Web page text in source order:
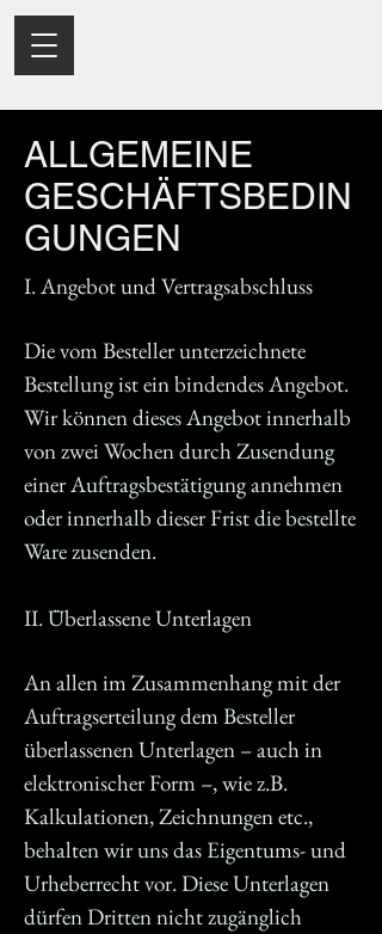
ALLGEMEINE
GESCHÄFTSBEDIN
GUNGEN
I. Angebot und Vertragsabschluss
Die vom Besteller unterzeichnete
Bestellung ist ein bindendes Angebot.
Wir können dieses Angebot innerhalb
von zwei Wochen durch Zusendung
einer Auftragsbestätigung annehmen
oder innerhalb dieser Frist die bestellte
Ware zusenden.
II. Überlassene Unterlagen
An allen im Zusammenhang mit der
Auftragserteilung dem Besteller
überlassenen Unterlagen – auch in
elektronischer Form –, wie z.B.
Kalkulationen, Zeichnungen etc.,
behalten wir uns das Eigentums- und
Urheberrecht vor. Diese Unterlagen
dürfen Dritten nicht zugänglich